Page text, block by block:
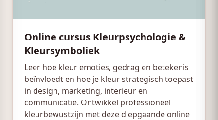
Online cursus Kleurpsychologie &
Kleursymboliek
Leer hoe kleur emoties, gedrag en betekenis
beïnvloedt en hoe je kleur strategisch toepast
in design, marketing, interieur en
communicatie. Ontwikkel professioneel
kleurbewustzijn met deze diepgaande online